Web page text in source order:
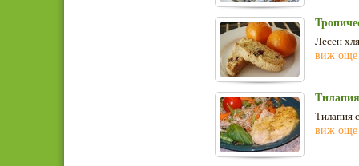
Лесен
виж още
Тилапия
виж още